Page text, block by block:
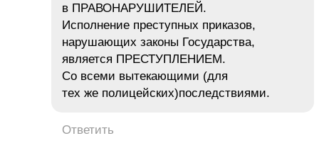
в ПРАВОНАРУШИТЕЛЕЙ.
Исполнение преступных приказов,
нарушающих законы Государства,
является ПРЕСТУПЛЕНИЕМ.
Со всеми вытекающими (для
тех же полицейских)последствиями.
Ответить